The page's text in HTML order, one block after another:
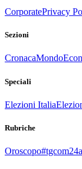
CorporatePrivacy
Sezioni
CronacaMondo
Speciali
Elezioni Italia
Rubriche
Oroscopo